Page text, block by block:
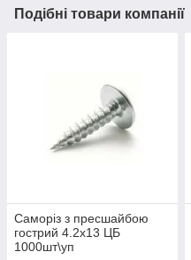
Подібні товари компанії
Саморіз з пресшайбою
гострий 4.2х13 ЦБ
1000шт\уп